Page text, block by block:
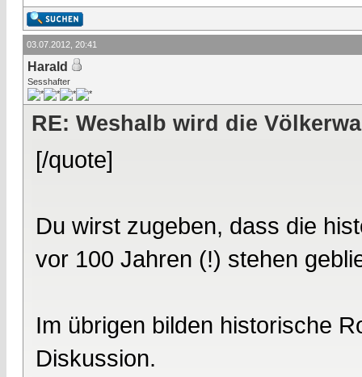
03.07.2012, 20:41
Harald
Sesshafter
RE: Weshalb wird die
[/quote]
Du wirst zugeben, dass die
vor 100 Jahren (!) stehen
Im übrigen bilden historische
Diskussion.